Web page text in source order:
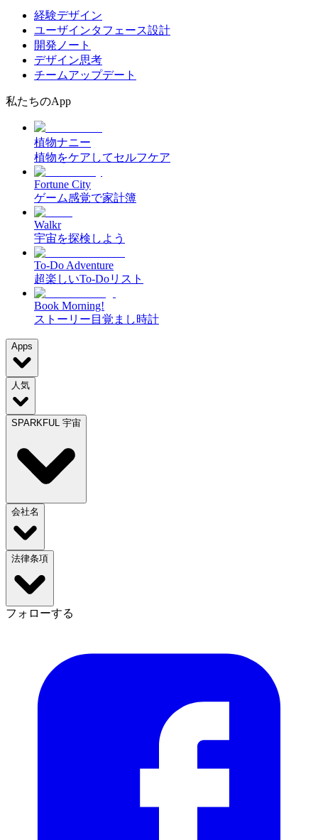
経験デザイン
ユーザインタフェース設計
開発ノート
デザイン思考
チームアップデート
私たちのApp
植物ナニー
植物をケアしてセルフケア
Fortune City
ゲーム感覚で家計簿
Walkr
宇宙を探検しよう
To-Do Adventure
超楽しいTo-Doリスト
Book Morning!
ストーリー目覚まし時計
Apps
人気
SPARKFUL 宇宙
会社名
法律条項
フォローする